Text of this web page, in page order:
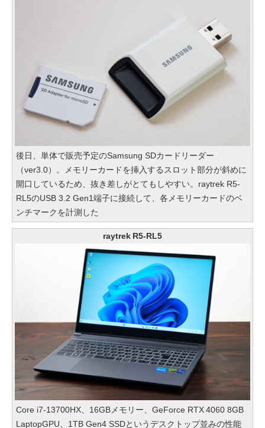
後日、単体で販売予定のSamsung SDカードリーダー
（ver3.0）。メモリーカードを挿入するスロット部分が斜めに
開口しているため、抜き差しがとてもしやすい。raytrek R5-
RL5のUSB 3.2 Gen1端子に接続して、各メモリーカードのベ
ンチマークを計測した
raytrek R5-RL5
Core i7-13700HX、16GBメモリー、GeForce RTX 4060 8GB
LaptopGPU、1TB Gen4 SSDというデスクトップ並みの性能